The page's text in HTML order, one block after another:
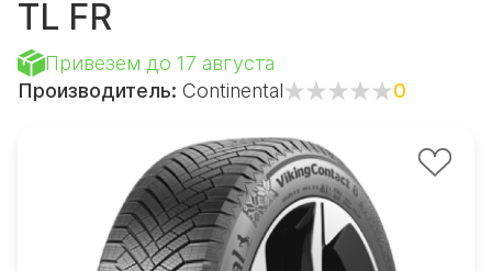
TL FR
Привезем до 17 августа
Производитель: Continental 0